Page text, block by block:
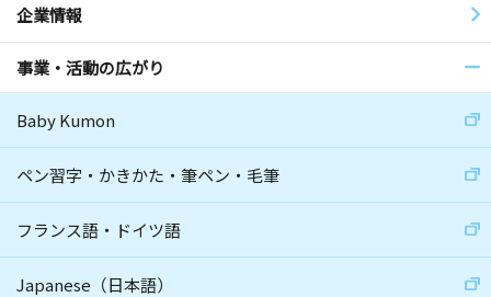
企業情報
事業・活動の広がり
Baby Kumon
ペン習字・かきかた・筆ペン・毛筆
フランス語・ドイツ語
Japanese（日本語）